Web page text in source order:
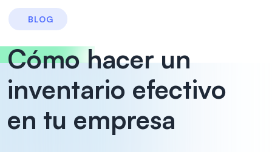
BLOG
Cómo hacer un
inventario efectivo
en tu empresa